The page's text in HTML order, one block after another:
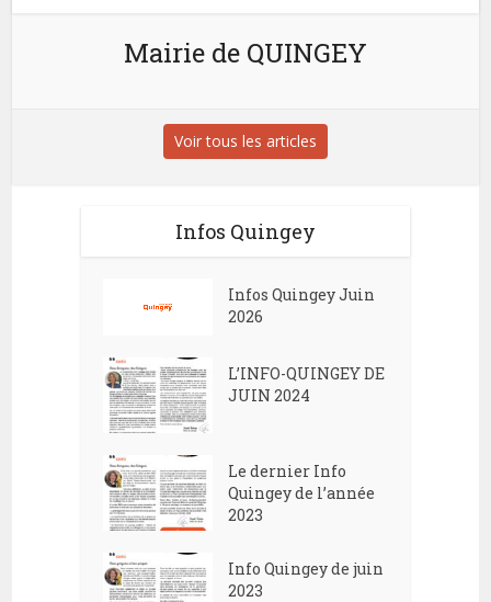
Mairie de QUINGEY
Voir tous les articles
Infos Quingey
Infos Quingey Juin
2026
L’INFO-QUINGEY DE
JUIN 2024
Le dernier Info
Quingey de l’année
2023
Info Quingey de juin
2023